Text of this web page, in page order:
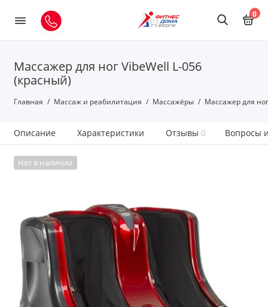
0
Массажер для ног VibeWell L-056
(красный)
Главная Массаж и реабилитация Массажёры Массажер для
Описание Характеристики Отзывы 0 Вопросы
Нет в наличии